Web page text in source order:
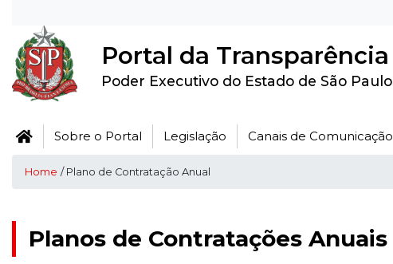
Portal da Transparência
Poder Executivo do Estado de São Paulo
Sobre o Portal Legislação Canais de Comunicação
Home / Plano de Contratação Anual
Planos de Contratações Anuais